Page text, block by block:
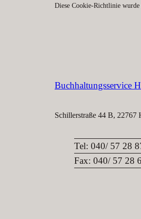
Diese Cookie-Richtlinie
Buchhaltungsservice
Schillerstraße 44 B, 22767
Tel: 040/ 57 28
Fax: 040/ 57 28